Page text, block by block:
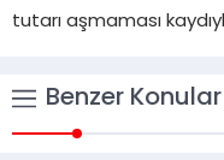
tutarı aşmaması
Benzer Konular